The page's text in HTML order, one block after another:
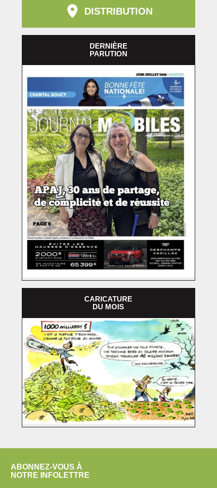
DISTRIBUTION
DERNIÈRE
PARUTION
CARICATURE
DU MOIS
ABONNEZ-VOUS À
NOTRE INFOLETTRE